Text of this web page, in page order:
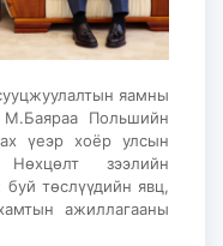
яамны
Польшийн
үеэр хоёр улсын
зээлийн
төслүүдийн явц,
ажиллагааны